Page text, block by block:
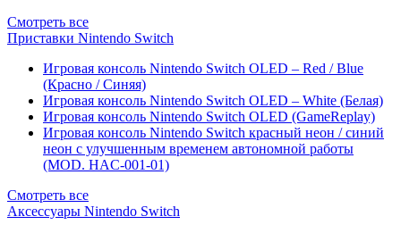
Смотреть все
Приставки Nintendo Switch
Игровая консоль Nintendo Switch OLED – Red / Blue
(Красно / Синяя)
Игровая консоль Nintendo Switch OLED – White (Белая)
Игровая консоль Nintendo Switch OLED (GameReplay)
Игровая консоль Nintendo Switch красный неон / синий
неон с улучшенным временем автономной работы
(MOD. HAC-001-01)
Смотреть все
Аксессуары Nintendo Switch